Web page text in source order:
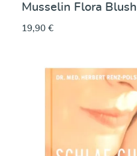
Musselin Flora Blush
19,90 €